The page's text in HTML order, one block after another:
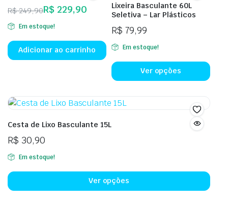
R$249,90
O
preço
original
era:
R$229,90
O
preço
atual
é:
Em estoque!
Adicionar ao carrinho
Lixeira Basculante 60L
Seletiva – Lar Plásticos
R$ 79,99
Em estoque!
Ver opções
Cesta de Lixo Basculante 15L
R$ 30,90
Em estoque!
Ver opções